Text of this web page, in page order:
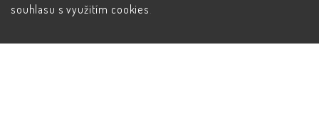
souhlasu s využitím cookies